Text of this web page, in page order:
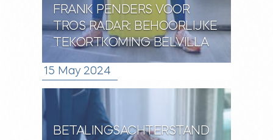
FRANK PENDERS VOOR
TROS RADAR: BEHOORLIJKE
TEKORTKOMING BELVILLA
15 May 2024
BETALINGSACHTERSTAND